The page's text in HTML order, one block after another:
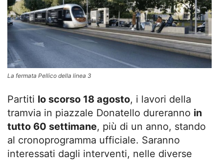
La fermata Pellico della linea 3
Partiti lo scorso 18 agosto, i lavori della
tramvia in piazzale Donatello dureranno in
tutto 60 settimane, più di un anno, stando
al cronoprogramma ufficiale. Saranno
interessati dagli interventi, nelle diverse